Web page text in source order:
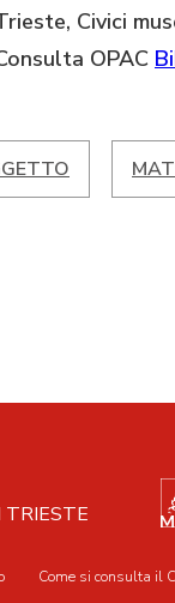
Civici
OPAC
TRIESTE
Come si consulta il